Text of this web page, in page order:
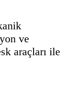
ve
araçları ile